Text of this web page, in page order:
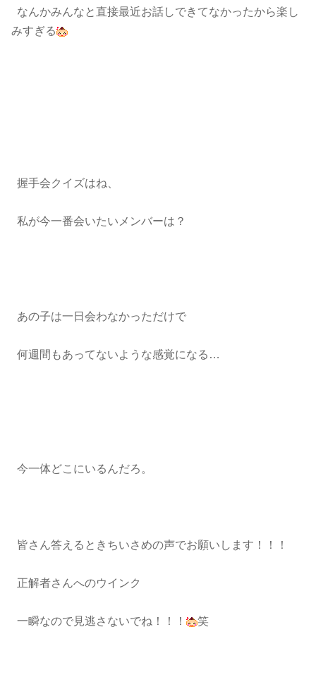
なんかみんなと直接最近お話しできてなかったから楽し
みすぎる
握手会クイズはね、
私が今一番会いたいメンバーは？
あの子は一日会わなかっただけで
何週間もあってないような感覚になる…
今一体どこにいるんだろ。
皆さん答えるときちいさめの声でお願いします！！！
正解者さんへのウインク
一瞬なので見逃さないでね！！！ 笑